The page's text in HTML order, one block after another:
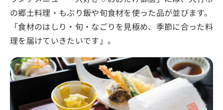
の郷土料理・もぶり飯や旬食材を使った品が並びます。
「食材のはしり・旬・なごりを見極め、季節に合った料
理を届けていきたいです」。